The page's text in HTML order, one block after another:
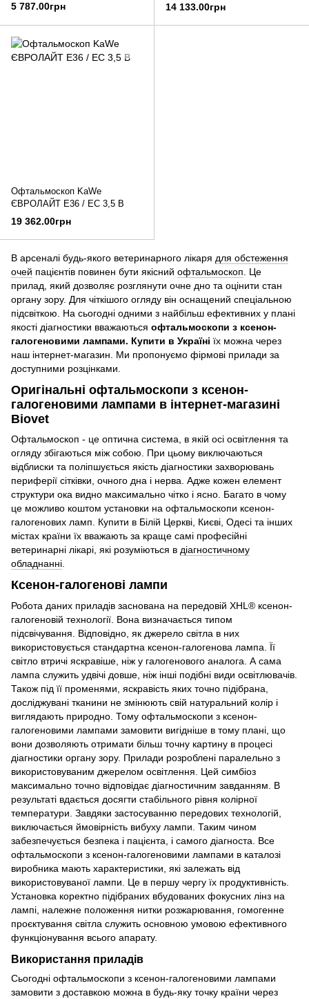
5 787.00грн 14 133.00грн
Офтальмоскоп KaWe
ЄВРОЛАЙТ E36 / EC 3,5 В
19 362.00грн
В арсеналі будь-якого ветеринарного лікаря для обстеження
очей пацієнтів повинен бути якісний офтальмоскоп . Це
прилад, який дозволяє розглянути очне дно та оцінити стан
органу зору. Для чіткішого огляду він оснащений спеціальною
підсвіткою. На сьогодні одними з найбільш ефективних у плані
якості діагностики вважаються офтальмоскопи з ксенон-
галогеновими лампами. Купити в Україні їх можна через
наш інтернет-магазин. Ми пропонуємо фірмові прилади за
доступними розцінками.
Оригінальні офтальмоскопи з ксенон-
галогеновими лампами в інтернет-магазині
Biovet
Офтальмоскоп - це оптична система, в якій осі освітлення та
огляду збігаються між собою. При цьому виключаються
відблиски та поліпшується якість діагностики захворювань
периферії сітківки, очного дна і нерва. Адже кожен елемент
структури ока видно максимально чітко і ясно. Багато в чому
це можливо коштом установки на офтальмоскопи ксенон-
галогенових ламп. Купити в Білій Церкві, Києві, Одесі та інших
містах країни їх вважають за краще самі професійні
ветеринарні лікарі, які розуміються в діагностичному
обладнанні
Ксенон-галогенові лампи
Робота даних приладів заснована на передовій XHL® ксенон-
галогеновій технології. Вона визначається типом
підсвічування. Відповідно, як джерело світла в них
використовується стандартна ксенон-галогенова лампа. Її
світло втричі яскравіше, ніж у галогенового аналога. А сама
лампа служить удвічі довше, ніж інші подібні види освітлювачів.
Також під її променями, яскравість яких точно підібрана,
досліджувані тканини не змінюють свій натуральний колір і
виглядають природно. Тому офтальмоскопи з ксенон-
галогеновими лампами замовити вигідніше в тому плані, що
вони дозволяють отримати більш точну картину в процесі
діагностики органу зору. Прилади розроблені паралельно з
використовуваним джерелом освітлення. Цей симбіоз
максимально точно відповідає діагностичним завданням. В
результаті вдається досягти стабільного рівня колірної
температури. Завдяки застосуванню передових технологій,
виключається ймовірність вибуху лампи. Таким чином
забезпечується безпека і пацієнта, і самого діагноста. Все
офтальмоскопи з ксенон-галогеновими лампами в каталозі
виробника мають характеристики, які залежать від
використовуваної лампи. Це в першу чергу їх продуктивність.
Установка коректно підібраних вбудованих фокусних лінз на
лампі, належне положення нитки розжарювання, гомогенне
проєктування світла служить основною умовою ефективного
функціонування всього апарату.
Використання приладів
Сьогодні офтальмоскопи з ксенон-галогеновими лампами
замовити з доставкою можна в будь-яку точку країни через